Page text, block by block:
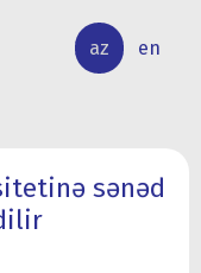
az en
sənəd